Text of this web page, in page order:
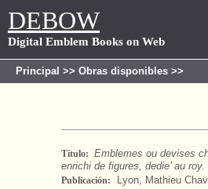
DEBOW
Digital Emblem Books on Web
Principal >> Obras disponibles >>
Título: Emblemes ou devises
enrichi de figures, dedie’ au
Publicación: Lyon, Mathieu